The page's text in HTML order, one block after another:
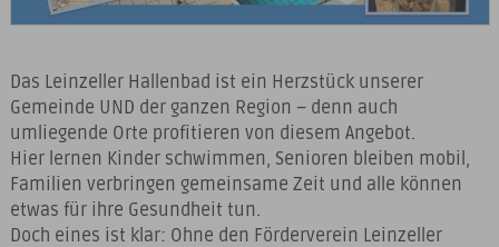
Das Leinzeller Hallenbad ist ein Herzstück unserer
Gemeinde UND der ganzen Region – denn auch
umliegende Orte profitieren von diesem Angebot.
Hier lernen Kinder schwimmen, Senioren bleiben mobil,
Familien verbringen gemeinsame Zeit und alle können
etwas für ihre Gesundheit tun.
Doch eines ist klar: Ohne den Förderverein Leinzeller